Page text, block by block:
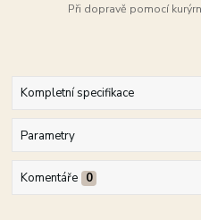
Při dopravě pomocí
Kompletní specifikace
Parametry
Komentáře 0